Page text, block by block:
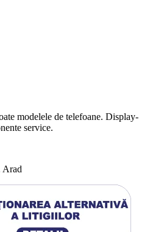
modelele de telefoane. Display-
service.
Arad